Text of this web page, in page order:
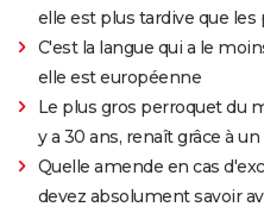
elle est plus tardive que les
C'est la langue qui a le
elle est européenne
Le plus gros perroquet du
y a 30 ans, renaît grâce à
Quelle amende en cas
devez absolument savoir